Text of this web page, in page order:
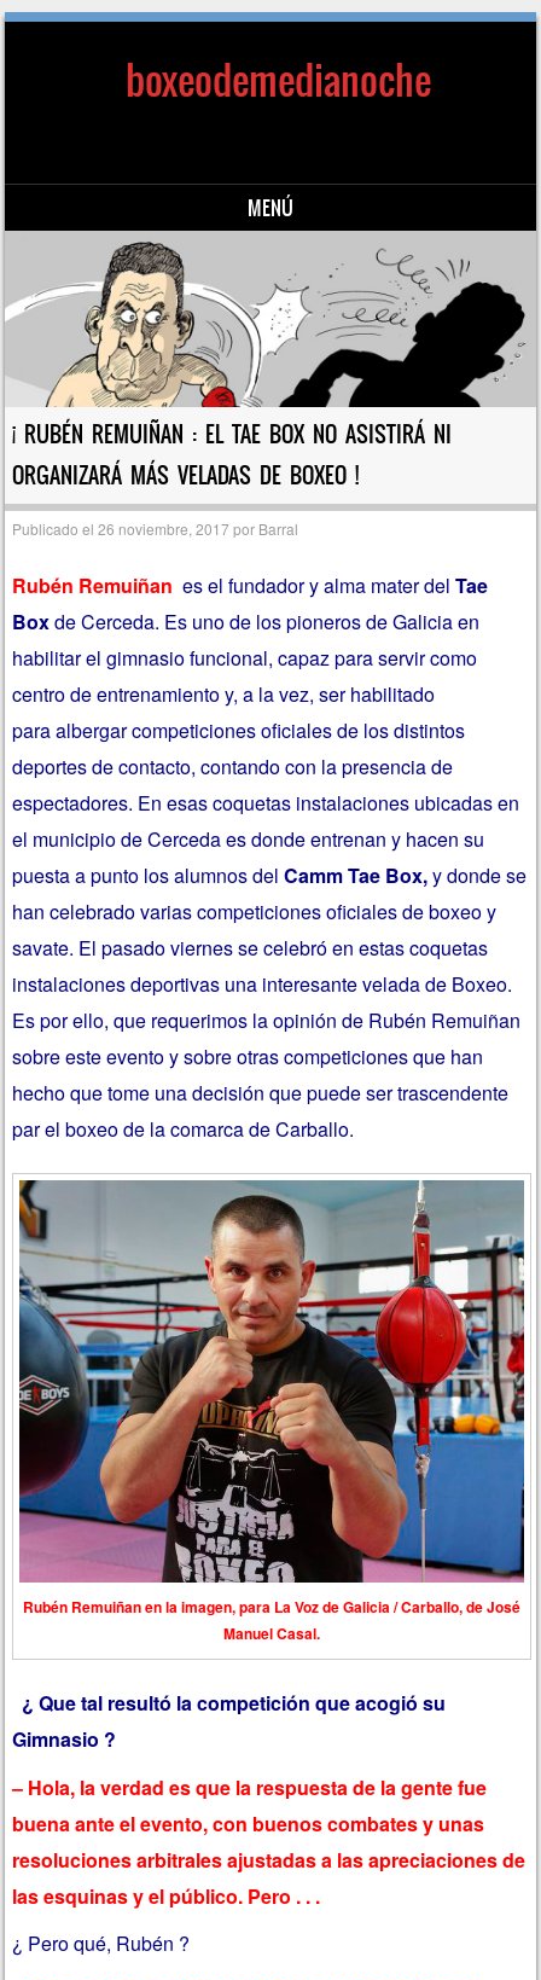
boxeodemedianoche
MENÚ
Saltar al contenido
¡ RUBÉN REMUIÑAN : EL TAE BOX NO ASISTIRÁ NI
ORGANIZARÁ MÁS VELADAS DE BOXEO !
Publicado el26 noviembre, 2017por Barral
Rubén Remuiñan es el fundador yalma mater delTae
Boxde Cerceda. Es uno de los pioneros de Galicia en
habilitar el gimnasio funcional, capaz para servir como
centro de entrenamiento y, a la vez, ser habilitado
para albergar competiciones oficiales de los distintos
deportes de contacto, contando con la presencia de
espectadores. En esas coquetas instalaciones ubicadas en
el municipio de Cerceda es donde entrenan y hacen su
puesta a punto los alumnos delCamm Tae Box,y donde se
han celebrado varias competiciones oficiales de boxeo y
savate. El pasado viernes se celebró en estas coquetas
instalaciones deportivas una interesante velada de Boxeo.
Es por ello, que requerimos la opinión de Rubén Remuiñan
sobre este evento y sobre otras competiciones que han
hecho que tome una decisión que puede ser trascendente
par el boxeo de la comarca de Carballo.
Rubén Remuiñan en la imagen, para La Voz de Galicia / Carballo, de José
Manuel Casal.
¿ Que tal resultó la competición que acogió su
Gimnasio ?
– Hola, la verdad es que la respuesta de la gente fue
buena ante el evento, con buenos combates y unas
resoluciones arbitrales ajustadas a las apreciaciones de
las esquinas y el público. Pero . . .
¿ Pero qué, Rubén ?